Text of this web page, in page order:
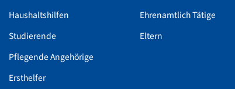
Haushaltshilfen
Studierende
Pflegende Angehörige
Ersthelfer
Ehrenamtlich Tätige
Eltern